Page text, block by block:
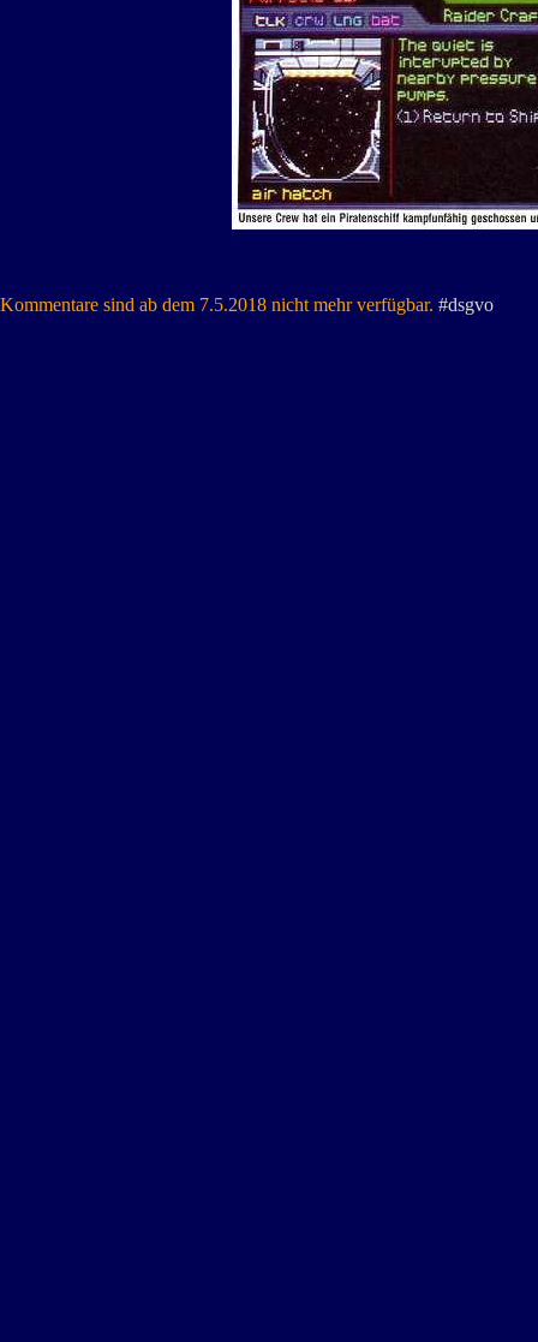
Kommentare sind ab dem 7.5.2018 nicht mehr verfügbar. #dsgvo